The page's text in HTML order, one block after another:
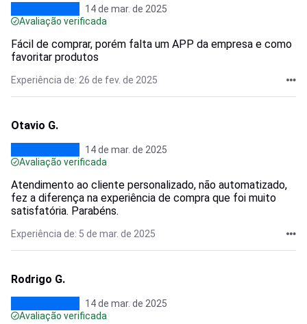
14 de mar. de 2025
Avaliação verificada
Fácil de comprar, porém falta um APP da empresa e como
favoritar produtos
Experiência de: 26 de fev. de 2025
Otavio G.
14 de mar. de 2025
Avaliação verificada
Atendimento ao cliente personalizado, não automatizado,
fez a diferença na experiência de compra que foi muito
satisfatória. Parabéns.
Experiência de: 5 de mar. de 2025
Rodrigo G.
14 de mar. de 2025
Avaliação verificada